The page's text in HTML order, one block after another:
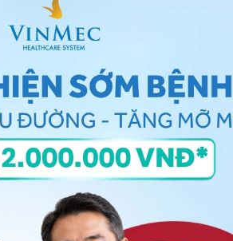
virus Ebola
là vật chủ tự nhiên của virus
xúc gần gũi với máu, dịch tiết,
như dơi ăn quả, tinh tinh, khỉ
lan qua tiếp xúc thông thường,
về đường hô hấp, có thể lây
hoặc hắt hơi, Ebola lây lan qua
da trầy xước hoặc niêm mạc